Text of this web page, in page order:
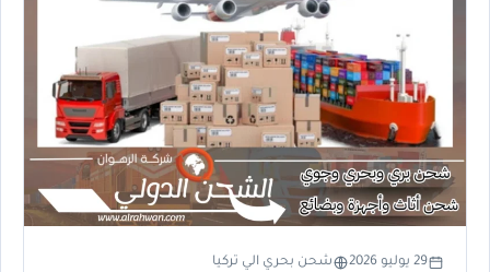
29 يوليو 2026 شحن بحري الي تركيا